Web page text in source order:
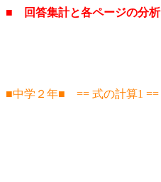
■ 回答集計と各ページの分析
■中学２年■ == 式の計算1 ==